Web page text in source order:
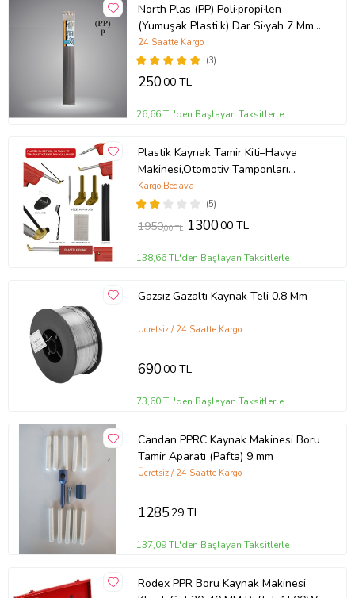
North Plas (PP) Poli·propi·len
(Yumuşak Plasti·k) Dar Si·yah 7 Mm
Plastik Kaynak Elektrot
(3)
24 Saatte Kargo
250,00 TL
26,66 TL'den Başlayan Taksitlerle
Plastik Kaynak Tamir Kiti–Havya
Makinesi,Otomotiv Tamponları
Profesyonel Onarımı, Plastik Tamir
Seti
(5)
Kargo Bedava
1950,00 TL 1300,00 TL
138,66 TL'den Başlayan Taksitlerle
Gazsız Gazaltı Kaynak Teli 0.8 Mm
Ücretsiz / 24 Saatte Kargo
690,00 TL
73,60 TL'den Başlayan Taksitlerle
Candan PPRC Kaynak Makinesi Boru
Tamir Aparatı (Pafta) 9 mm
Ücretsiz / 24 Saatte Kargo
1285,29 TL
137,09 TL'den Başlayan Taksitlerle
Rodex PPR Boru Kaynak Makinesi